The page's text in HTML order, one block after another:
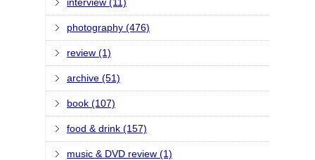
photography (476)
review (1)
archive (51)
book (107)
food & drink (157)
music & DVD review (1)